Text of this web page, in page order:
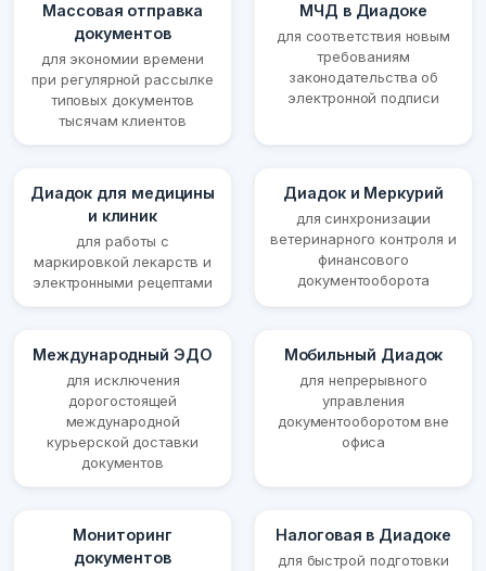
Массовая отправка
документов
для экономии времени
при регулярной рассылке
типовых документов
тысячам клиентов
МЧД в Диадоке
для соответствия новым
требованиям
законодательства об
электронной подписи
Диадок для медицины
и клиник
для работы с
маркировкой лекарств и
электронными рецептами
Диадок и Меркурий
для синхронизации
ветеринарного контроля и
финансового
документооборота
Международный ЭДО
для исключения
дорогостоящей
международной
курьерской доставки
документов
Мобильный Диадок
для непрерывного
управления
документооборотом вне
офиса
Мониторинг
документов
Налоговая в Диадоке
для быстрой подготовки